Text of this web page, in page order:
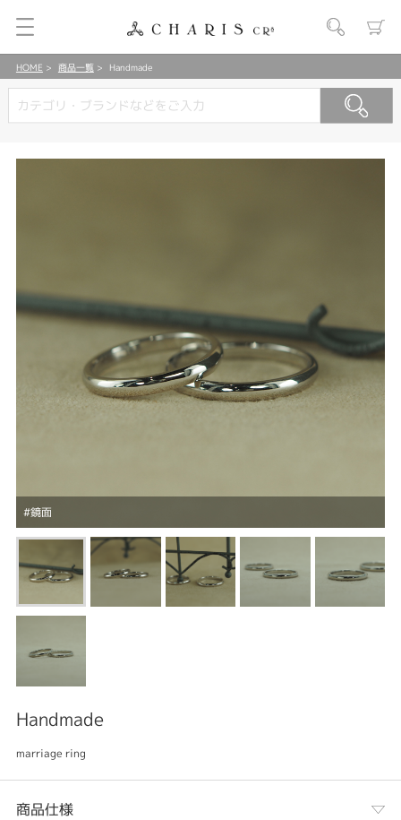
HOME 商品一覧 Handmade
#鏡面
Handmade
marriage ring
商品仕様